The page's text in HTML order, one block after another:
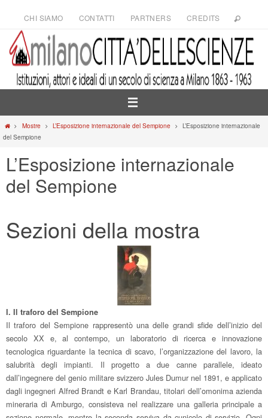
contenuto
CHI SIAMO CONTATTI PARTNERS CREDITS
HomeMostre L’Esposizione internazionale del Sempione
L’Esposizione internazionale
del Sempione
L’Esposizione internazionale
del Sempione
Sezioni della mostra
I. Il traforo del Sempione
Il traforo del Sempione rappresentò una delle grandi sfide dell’inizio del
secolo XX e, al contempo, un laboratorio di ricerca e innovazione
tecnologica riguardante la tecnica di scavo, l’organizzazione del lavoro, la
salubrità degli impianti. Il progetto a due canne parallele, ideato
dall’ingegnere del genio militare svizzero Jules Dumur nel 1891, e applicato
dagli ingegneri Alfred Brandt e Karl Brandau, titolari dell’omonima azienda
mineraria di Amburgo, consisteva nel realizzare una galleria principale a